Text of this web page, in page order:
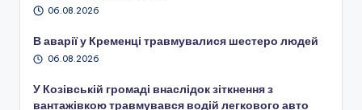
06.08.2026
В аварії у Кременці травмувалися шестеро людей
06.08.2026
У Козівській громаді внаслідок зіткнення з
вантажівкою травмувався водій легкового авто